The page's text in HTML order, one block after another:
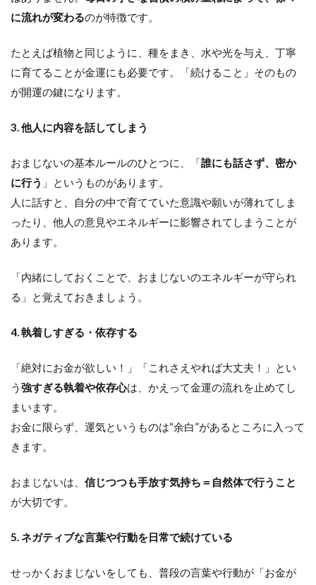
に流れが変わるのが特徴です。
たとえば植物と同じように、種をまき、水や光を与え、丁寧
に育てることが金運にも必要です。「続けること」そのもの
が開運の鍵になります。
3. 他人に内容を話してしまう
おまじないの基本ルールのひとつに、「誰にも話さず、密か
に行う 」というものがあります。
人に話すと、自分の中で育てていた意識や願いが薄れてしま
ったり、他人の意見やエネルギーに影響されてしまうことが
あります。
「内緒にしておくことで、おまじないのエネルギーが守られ
る」と覚えておきましょう。
4. 執着しすぎる・依存する
「絶対にお金が欲しい！」「これさえやれば大丈夫！」とい
う 強すぎる執着や依存心は、かえって金運の流れを止めてし
まいます。
お金に限らず、運気というものは“余白”があるところに入って
きます。
おまじないは、 信じつつも手放す気持ち＝自然体で行うこと
が大切です。
5. ネガティブな言葉や行動を日常で続けている
せっかくおまじないをしても、普段の言葉や行動が「お金が